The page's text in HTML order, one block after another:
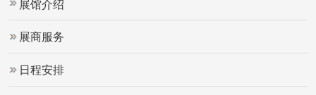
展馆介绍
展商服务
日程安排